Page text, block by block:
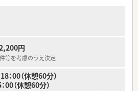
への対応に集中できるため、精神的なプレ
やすい職場です
数の長いスタッフが多いため、安定した人
イメージ】
めることができます
ントに関わるチャンスもあり、将来的には
円
等を考慮のうえ決定
：00（休憩60分）
00（休憩60分）